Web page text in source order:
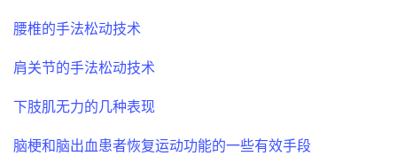
腰椎的手法松动技术
肩关节的手法松动技术
下肢肌无力的几种表现
脑梗和脑出血患者恢复运动功能的一些有效手段